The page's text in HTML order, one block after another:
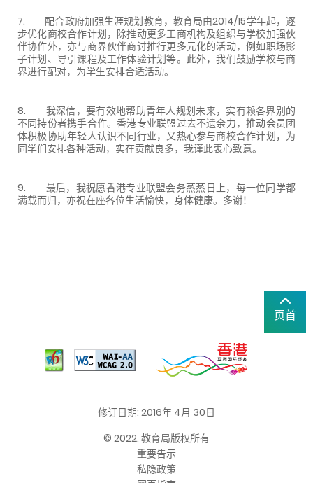
7. 配合政府加强生涯规划教育，教育局由2014/15学年起，逐
步优化商校合作计划，除推动更多工商机构及组织与学校加强伙
伴协作外，亦与商界伙伴商讨推行更多元化的活动，例如职场影
子计划、导引课程及工作体验计划等。此外，我们鼓励学校与商
界进行配对，为学生安排合适活动。
8. 我深信，要有效地帮助青年人规划未来，实有赖各界别的
不同持份者携手合作。香港专业联盟过去不遗余力，推动会员团
体积极协助年轻人认识不同行业，又热心参与商校合作计划，为
同学们安排各种活动，实在贡献良多，我谨此衷心致意。
9. 最后，我祝愿香港专业联盟会务蒸蒸日上，每一位同学都
满载而归，亦祝在座各位生活愉快，身体健康。多谢！
页首
修订日期: 2016年 4月 30日
© 2022. 教育局版权所有
重要告示
私隐政策